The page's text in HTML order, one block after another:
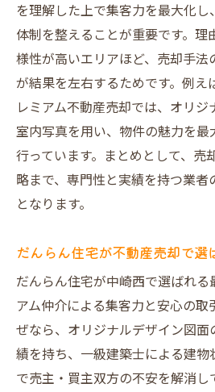
不動産売却業者選びで
を紹介
建物調査とデザインで高値
一級建築士による建物
支える
オリジナル図面活用の
プ効果
VR室内写真で高値不動
建物状況報告書が不動産
ス
デザインと調査の両輪
化
不動産売却の付加価値
する
を理解した上で集客力を最大化
体制を整えることが重要です。理
様性が高いエリアほど、売却手
が結果を左右するためです。例
レミアム不動産売却では、オリジ
室内写真を用い、物件の魅力を
行っています。まとめとして、売
略まで、専門性と実績を持つ業
となります。
だんらん住宅が不動産売却で選
だんらん住宅が中崎西で選ばれる
アム仲介による集客力と安心の取
ぜなら、オリジナルデザイン図
績を持ち、一級建築士による建
で売主・買主双方の不安を解消し